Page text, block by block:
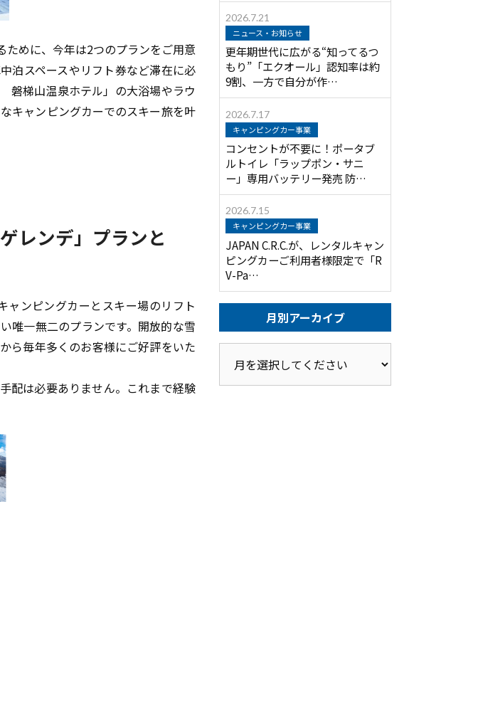
めに、今年は2つのプランをご用意
泊スペースやリフト券など滞在に必
磐梯山温泉ホテル」の大浴場やラウ
キャンピングカーでのスキー旅を叶
レンデ」プランと
ンピングカーとスキー場のリフト
唯一無二のプランです。開放的な雪
ら毎年多くのお客様にご好評をいた
配は必要ありません。これまで経験
2026.7.21
ニュース・お知らせ
更年期世代に広がる“知ってるつ
もり”「エクオール」認知率は約
9割、一方で自分が作…
2026.7.17
キャンピングカー事業
コンセントが不要に！ポータブ
ルトイレ「ラップポン・サニ
ー」専用バッテリー発売 防…
2026.7.15
キャンピングカー事業
JAPAN C.R.C.が、レンタルキャン
ピングカーご利用者様限定で「R
V-Pa…
月別アーカイブ